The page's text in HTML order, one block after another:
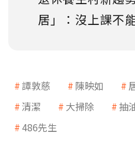
居」：沒上課不
譚敦慈 陳映如
清潔
大掃除 抽
486先生